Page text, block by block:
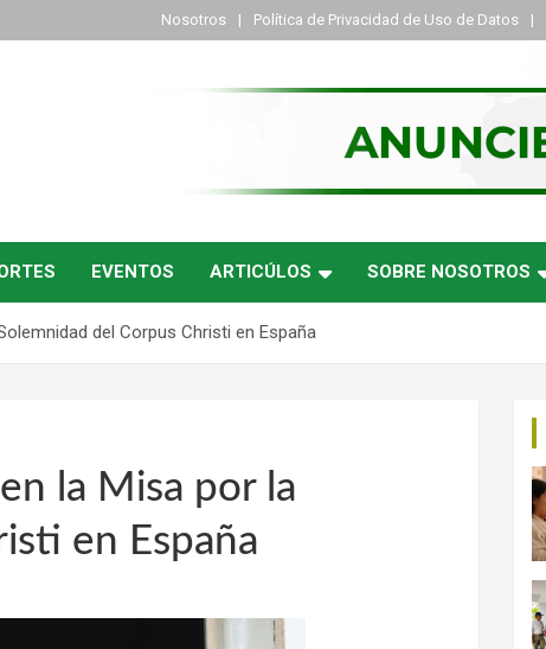
Nosotros Política de Privacidad de Uso de Datos
EVENTOS ARTICÚLOS SOBRE NOSOTROS
del Corpus Christi en España
la Misa por la
en España